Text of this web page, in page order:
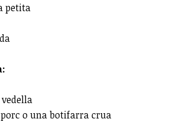
petita
porc o una botifarra crua